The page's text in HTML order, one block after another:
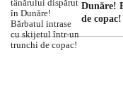
Dunăre!
de copac!